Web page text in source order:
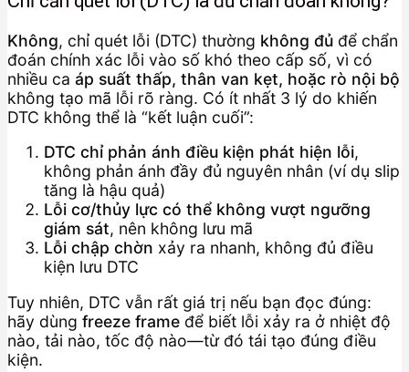
Không, chỉ quét lỗi (DTC) thường không đủ để chẩn
đoán chính xác lỗi vào số khó theo cấp số, vì có
nhiều ca áp suất thấp, thân van kẹt, hoặc rò nội bộ
không tạo mã lỗi rõ ràng. Có ít nhất 3 lý do khiến
DTC không thể là “kết luận cuối”:
DTC chỉ phản ánh điều kiện phát hiện lỗi,
không phản ánh đầy đủ nguyên nhân (ví dụ slip
tăng là hậu quả)
Lỗi cơ/thủy lực có thể không vượt ngưỡng
giám sát, nên không lưu mã
Lỗi chập chờn xảy ra nhanh, không đủ điều
kiện lưu DTC
Tuy nhiên, DTC vẫn rất giá trị nếu bạn đọc đúng:
hãy dùng freeze frame để biết lỗi xảy ra ở nhiệt độ
nào, tải nào, tốc độ nào—từ đó tái tạo đúng điều
kiện.